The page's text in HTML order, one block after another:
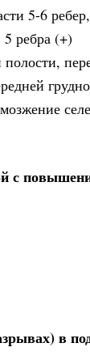
5-6
5 ребра (+)
в